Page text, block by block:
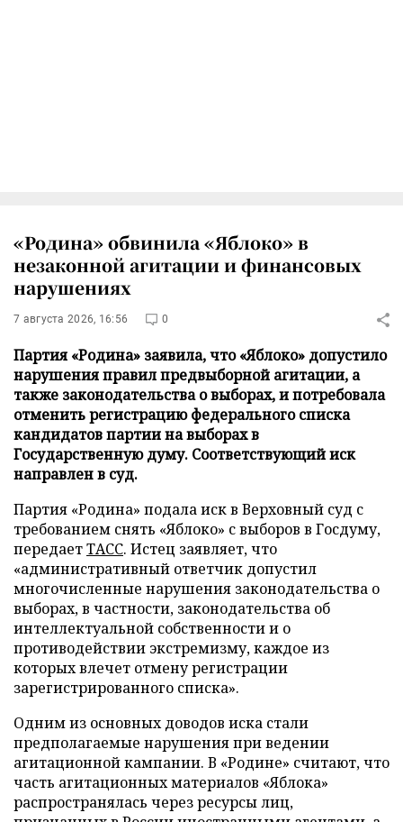
«Родина» обвинила «Яблоко» в
незаконной агитации и финансовых
нарушениях
7 августа 2026, 16:56 0
Партия «Родина» заявила, что «Яблоко» допустило
нарушения правил предвыборной агитации, а
также законодательства о выборах, и потребовала
отменить регистрацию федерального списка
кандидатов партии на выборах в
Государственную думу. Соответствующий иск
направлен в суд.
Партия «Родина» подала иск в Верховный суд с
требованием снять «Яблоко» с выборов в Госдуму,
передаетТАСС. Истец заявляет, что
«административный ответчик допустил
многочисленные нарушения законодательства о
выборах, в частности, законодательства об
интеллектуальной собственности и о
противодействии экстремизму, каждое из
которых влечет отмену регистрации
зарегистрированного списка».
Одним из основных доводов иска стали
предполагаемые нарушения при ведении
агитационной кампании. В «Родине» считают, что
часть агитационных материалов «Яблока»
распространялась через ресурсы лиц,